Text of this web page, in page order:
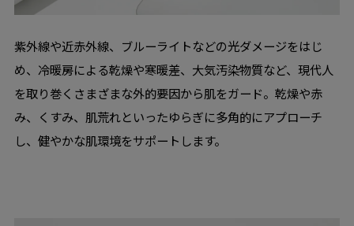
紫外線や近赤外線、ブルーライトなどの光ダメージをはじ
め、冷暖房による乾燥や寒暖差、大気汚染物質など、現代人
を取り巻くさまざまな外的要因から肌をガード。乾燥や赤
み、くすみ、肌荒れといったゆらぎに多角的にアプローチ
し、健やかな肌環境をサポートします。